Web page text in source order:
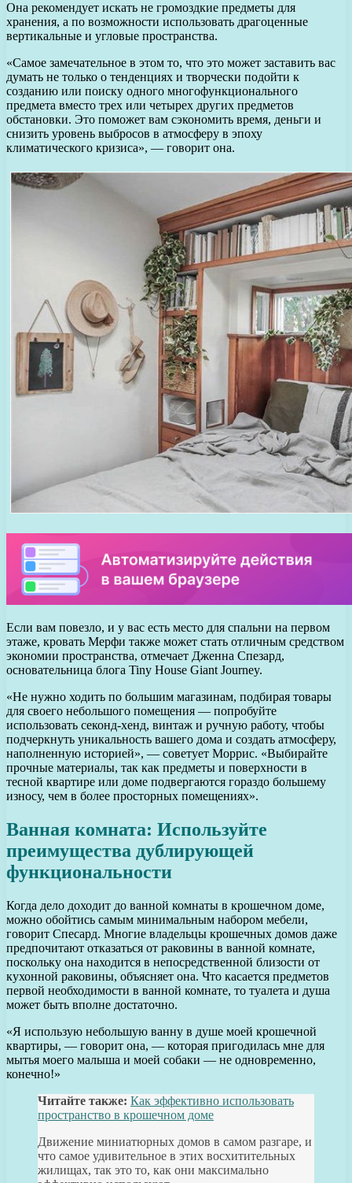
Она рекомендует искать не громоздкие предметы для
хранения, а по возможности использовать драгоценные
вертикальные и угловые пространства.
«Самое замечательное в этом то, что это может заставить вас
думать не только о тенденциях и творчески подойти к
созданию или поиску одного многофункционального
предмета вместо трех или четырех других предметов
обстановки. Это поможет вам сэкономить время, деньги и
снизить уровень выбросов в атмосферу в эпоху
климатического кризиса», — говорит она.
Если вам повезло, и у вас есть место для спальни на первом
этаже, кровать Мерфи также может стать отличным средством
экономии пространства, отмечает Дженна Спезард,
основательница блога Tiny House Giant Journey.
«Не нужно ходить по большим магазинам, подбирая товары
для своего небольшого помещения — попробуйте
использовать секонд-хенд, винтаж и ручную работу, чтобы
подчеркнуть уникальность вашего дома и создать атмосферу,
наполненную историей», — советует Моррис. «Выбирайте
прочные материалы, так как предметы и поверхности в
тесной квартире или доме подвергаются гораздо большему
износу, чем в более просторных помещениях».
Ванная комната: Используйте
преимущества дублирующей
функциональности
Когда дело доходит до ванной комнаты в крошечном доме,
можно обойтись самым минимальным набором мебели,
говорит Спесард. Многие владельцы крошечных домов даже
предпочитают отказаться от раковины в ванной комнате,
поскольку она находится в непосредственной близости от
кухонной раковины, объясняет она. Что касается предметов
первой необходимости в ванной комнате, то туалета и душа
может быть вполне достаточно.
«Я использую небольшую ванну в душе моей крошечной
квартиры, — говорит она, — которая пригодилась мне для
мытья моего малыша и моей собаки — не одновременно,
конечно!»
Читайте также: Как эффективно использовать
пространство в крошечном доме
Движение миниатюрных домов в самом разгаре, и
что самое удивительное в этих восхитительных
жилищах, так это то, как они максимально